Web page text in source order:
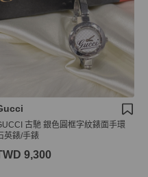
古馳 銀色圓框字紋錶面手環
英錶/手錶
9,300